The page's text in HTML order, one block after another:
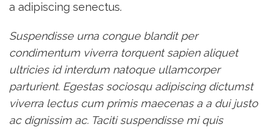
a adipiscing senectus.
Suspendisse urna congue blandit per
condimentum viverra torquent sapien aliquet
ultricies id interdum natoque ullamcorper
parturient. Egestas sociosqu adipiscing dictumst
viverra lectus cum primis maecenas a a dui justo
ac dignissim ac. Taciti suspendisse mi quis